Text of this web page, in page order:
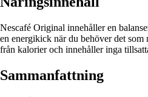
Nescafé Original innehåller en
en energikick när du behöver det
från kalorier och innehåller inga
Sammanfattning